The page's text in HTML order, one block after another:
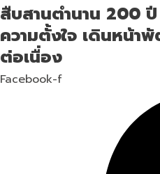
สืบสานตำนาน 200
ความตั้งใจ เดินหน้
ต่อเนื่อง
Facebook-f